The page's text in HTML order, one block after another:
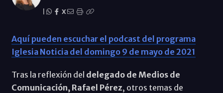
X
Aquí pueden escuchar el podcast del programa
Iglesia Noticia del domingo 9 de mayo de 2021
Tras la reflexión del delegado de Medios de
Comunicación, Rafael Pérez, otros temas de